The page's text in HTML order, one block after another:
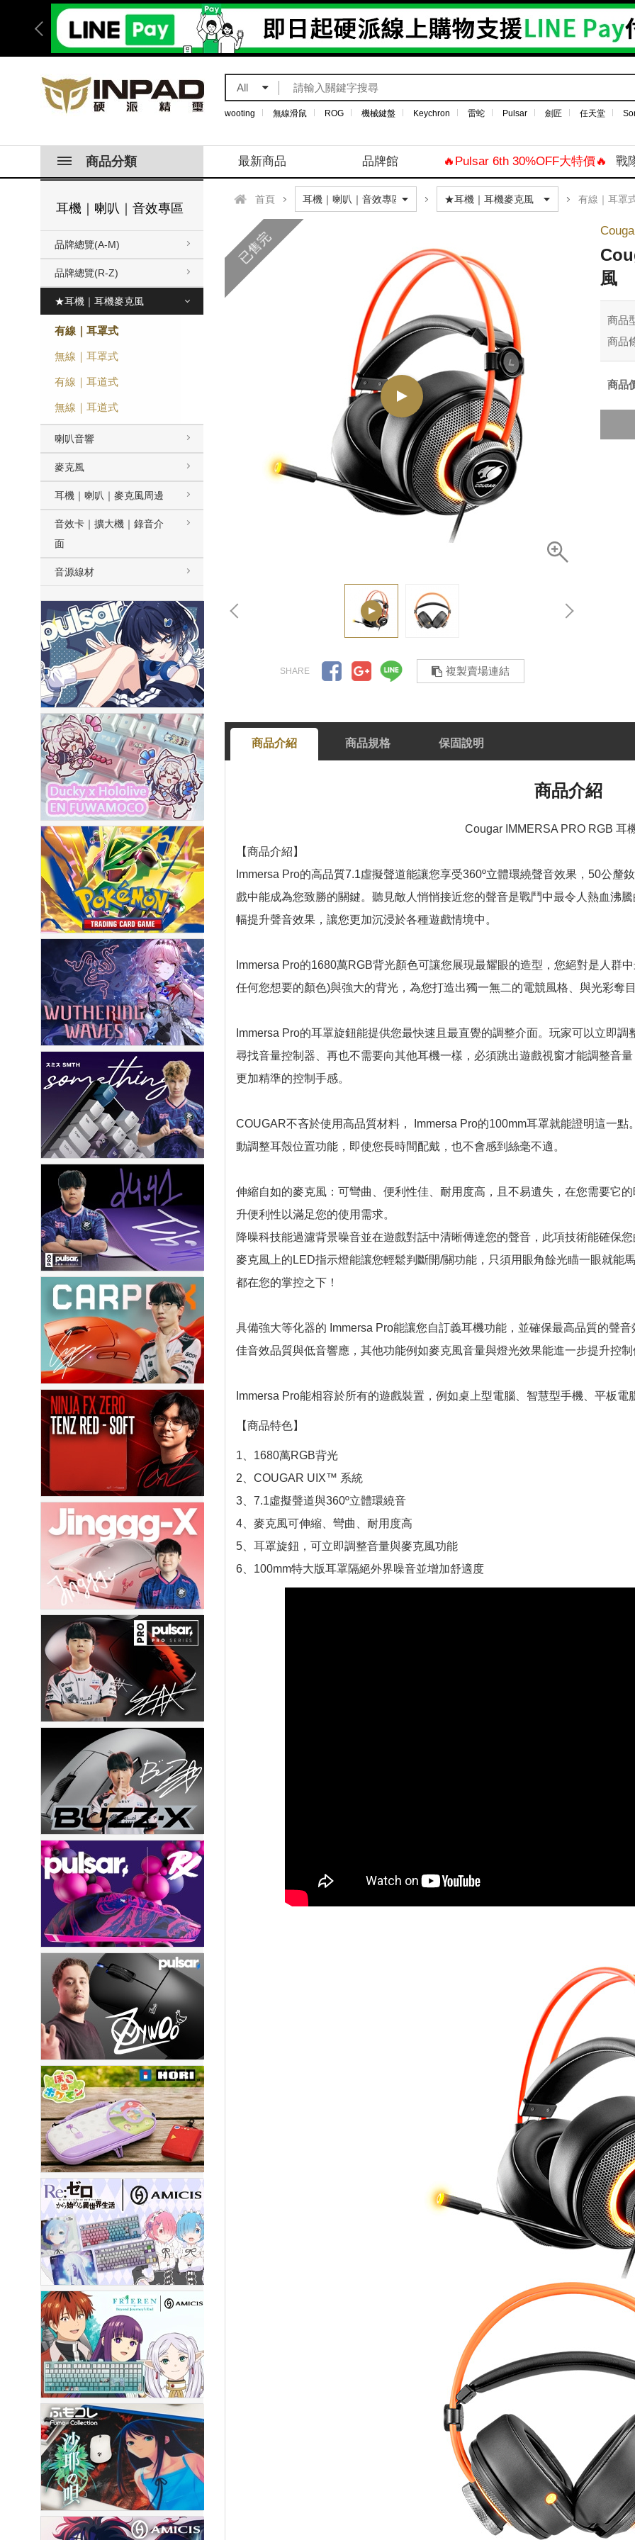
All
wooting 無線滑鼠 ROG 機械鍵盤 Keychron 雷蛇 Pulsar 劍匠 任天堂
商品分類 最新商品 品牌館 🔥Pulsar 6th 30%OFF大特價🔥 戰
耳機｜喇叭｜音效專區
品牌總覽(A-M)
品牌總覽(R-Z)
★耳機｜耳機麥克風
有線｜耳罩式
無線｜耳罩式
有線｜耳道式
無線｜耳道式
喇叭音響
麥克風
耳機｜喇叭｜麥克風周邊
音效卡｜擴大機｜錄音介
面
音源線材
首頁 有線｜耳罩
已售完
複製賣場連結
風
商品
商品
商品
商品介紹 商品規格 保固說明
商品介紹
Cougar IMMERSA PRO RGB 耳
【商品介紹】
Immersa Pro的高品質7.1虛擬聲道能讓您享受360º立體環繞聲音效果，50公釐
戲中能成為您致勝的關鍵。聽見敵人悄悄接近您的聲音是戰鬥中最令人熱血沸
幅提升聲音效果，讓您更加沉浸於各種遊戲情境中。
Immersa Pro的1680萬RGB背光顏色可讓您展現最耀眼的造型，您絕對是人群
任何您想要的顏色)與強大的背光，為您打造出獨一無二的電競風格、與光彩奪
Immersa Pro的耳罩旋鈕能提供您最快速且最直覺的調整介面。玩家可以立即
尋找音量控制器、再也不需要向其他耳機一樣，必須跳出遊戲視窗才能調整音
更加精準的控制手感。
COUGAR不吝於使用高品質材料， Immersa Pro的100mm耳罩就能證明這一
動調整耳殼位置功能，即使您長時間配戴，也不會感到絲毫不適。
伸縮自如的麥克風：可彎曲、便利性佳、耐用度高，且不易遺失，在您需要它
升便利性以滿足您的使用需求。
降噪科技能過濾背景噪音並在遊戲對話中清晰傳達您的聲音，此項技術能確保
麥克風上的LED指示燈能讓您輕鬆判斷開/關功能，只須用眼角餘光瞄一眼就能
都在您的掌控之下！
具備強大等化器的 Immersa Pro能讓您自訂義耳機功能，並確保最高品質的聲
佳音效品質與低音響應，其他功能例如麥克風音量與燈光效果能進一步提升控
Immersa Pro能相容於所有的遊戲裝置，例如桌上型電腦、智慧型手機、平板
【商品特色】
1、1680萬RGB背光
2、COUGAR UIX™ 系統
3、7.1虛擬聲道與360º立體環繞音
4、麥克風可伸縮、彎曲、耐用度高
5、耳罩旋鈕，可立即調整音量與麥克風功能
6、100mm特大版耳罩隔絕外界噪音並增加舒適度